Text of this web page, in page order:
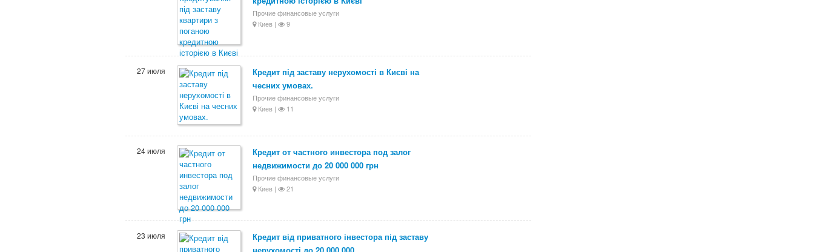
Прочие финансовые услуги
Киев |
9
27 июля
Кредит під заставу нерухомості в Києві на
чесних умовах.
Прочие финансовые услуги
Киев |
11
24 июля
Кредит от частного инвестора под залог
недвижимости до 20 000 000 грн
Прочие финансовые услуги
Киев |
21
23 июля
Кредит від приватного інвестора під заставу